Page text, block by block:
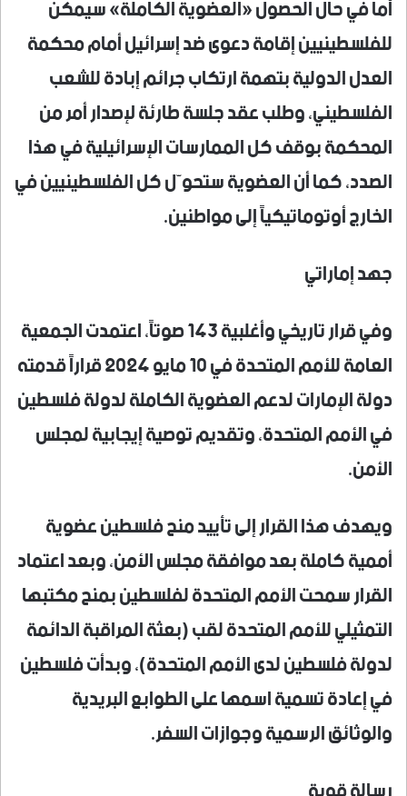
أما في حال الحصول «العضوية الكاملة» سيمكن
للفلسطينيين إقامة دعوى ضد إسرائيل أمام محكمة
العدل الدولية بتهمة ارتكاب جرائم إبادة للشعب
الفلسطيني، وطلب عقد جلسة طارئة لإصدار أمر من
المحكمة بوقف كل الممارسات الإسرائيلية في هذا
الصدد، كما أن العضوية ستحوّل كل الفلسطينيين في
الخارج أوتوماتيكياً إلى مواطنين.
جهد إماراتي
وفي قرار تاريخي وأغلبية 143 صوتاً، اعتمدت الجمعية
العامة للأمم المتحدة في 10 مايو 2024 قراراً قدمته
دولة الإمارات لدعم العضوية الكاملة لدولة فلسطين
في الأمم المتحدة، وتقديم توصية إيجابية لمجلس
الأمن.
ويهدف هذا القرار إلى تأييد منح فلسطين عضوية
أممية كاملة بعد موافقة مجلس الأمن، وبعد اعتماد
القرار سمحت الأمم المتحدة لفلسطين بمنح مكتبها
التمثيلي للأمم المتحدة لقب (بعثة المراقبة الدائمة
لدولة فلسطين لدى الأمم المتحدة)، وبدأت فلسطين
في إعادة تسمية اسمها على الطوابع البريدية
والوثائق الرسمية وجوازات السفر.